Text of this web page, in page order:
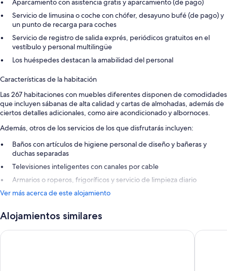
Aparcamiento con asistencia gratis y aparcamiento (de pago)
Servicio de limusina o coche con chófer, desayuno bufé (de pago) y
un punto de recarga para coches
Servicio de registro de salida exprés, periódicos gratuitos en el
vestíbulo y personal multilingüe
Los huéspedes destacan la amabilidad del personal
Características de la habitación
Las 267 habitaciones con muebles diferentes disponen de comodidades
que incluyen sábanas de alta calidad y cartas de almohadas, además de
ciertos detalles adicionales, como aire acondicionado y albornoces.
Además, otros de los servicios de los que disfrutarás incluyen:
Baños con artículos de higiene personal de diseño y bañeras y
duchas separadas
Televisiones inteligentes con canales por cable
Armarios o roperos, frigoríficos y servicio de limpieza diario
Ver más acerca de este alojamiento
Alojamientos similares
The Hotel Cardo